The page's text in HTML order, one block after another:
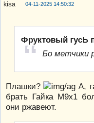
04-11-2025 14:50:32
Фруктовый гусЬ
Бо метчики
Плашки?
А,
брать Гайка М9х1
они ржавеют.